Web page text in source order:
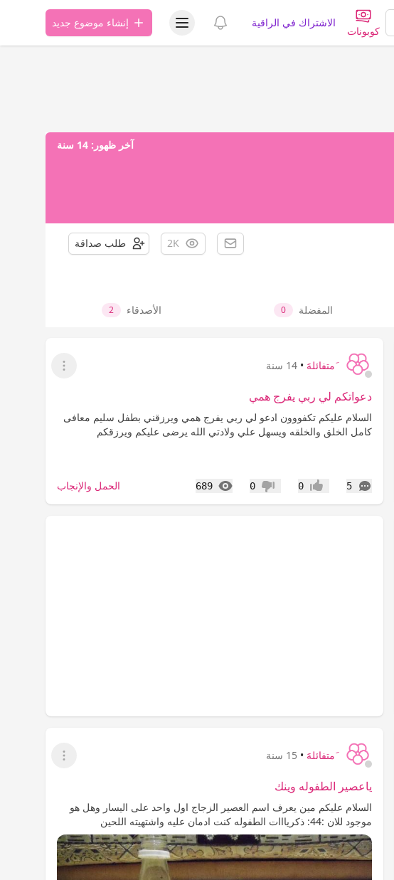
كوبونات
الاشتراك في الراقية عرض الإشعاراتعرض قائمة المستخدمإنشاء موضوع جديد
آخر ظهور: 14 سنة
2K طلب صداقة
المفضلة 0 الأصدقاء 2
َمتفائلهََ • 14 سنة
عرض القائمة
دعواتكم لي ربي يفرج همي
السلام عليكم تكفووون ادعو لي ربي يفرج همي ويرزقني بطفل سليم معافى
كامل الخلق والخلقه ويسهل علي ولادتي الله يرضى عليكم ويرزقكم
5
التعليقات إعجاب0 عدم إعجاب
0
689
المشاهدات الحمل والإنجاب
َمتفائلهََ • 15 سنة
عرض القائمة
ياعصير الطفوله وينك
السلام عليكم مين يعرف اسم العصير الزجاج اول واحد على اليسار وهل هو
موجود للان :44: ذكريااات الطفوله كنت ادمان عليه واشتهيته اللحين